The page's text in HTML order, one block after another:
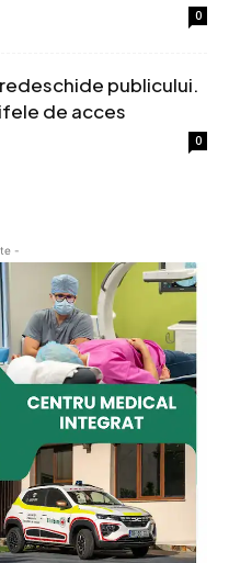
0
publicului.
de acces
0
-